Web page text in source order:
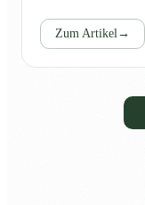
Zum Artikel →